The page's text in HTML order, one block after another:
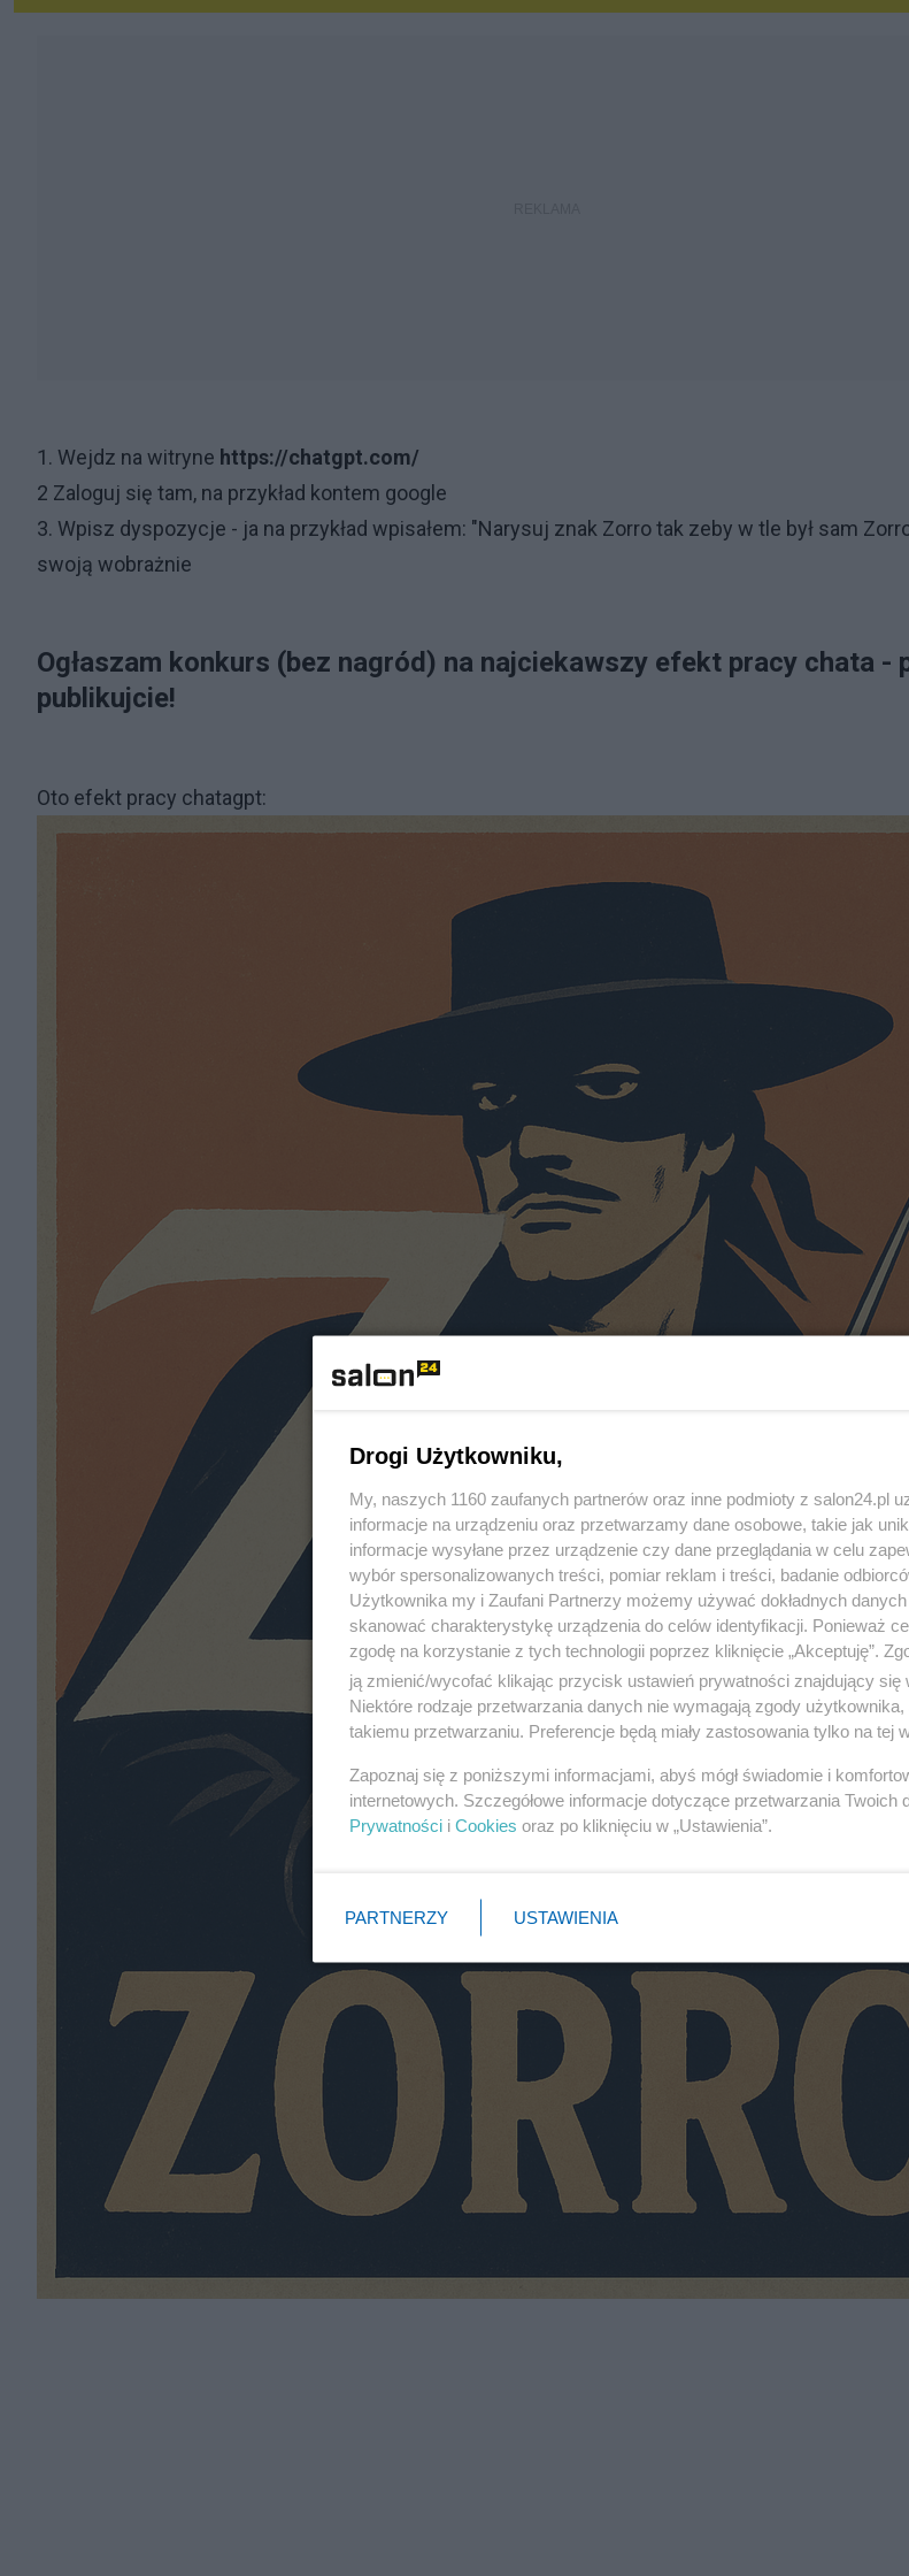
1. Wejdz na witryne https://chatgpt.com/
2 Zaloguj się tam, na przykład kontem google
3. Wpisz dyspozycje - ja na przykład wpisałem: "Narysuj znak Zorro tak zeby w tle był sam
swoją wobrażnie
Ogłaszam konkurs (bez nagród) na najciekawszy efekt pracy chata -
publikujcie!
Oto efekt pracy chatagpt:
Drogi Użytkowniku,
My, naszych 1160 zaufanych partnerów oraz inne podmioty z salon24.pl
informacje na urządzeniu oraz przetwarzamy dane osobowe, takie jak
informacje wysyłane przez urządzenie czy dane przeglądania w celu
wybór spersonalizowanych treści, pomiar reklam i treści, badanie
Użytkownika my i Zaufani Partnerzy możemy używać dokładnych
skanować charakterystykę urządzenia do celów identyfikacji. Ponieważ
zgodę na korzystanie z tych technologii poprzez kliknięcie „Akceptuję”.
ją zmienić/wycofać klikając przycisk ustawień prywatności znajdujący
Niektóre rodzaje przetwarzania danych nie wymagają zgody
takiemu przetwarzaniu. Preferencje będą miały zastosowania tylko na tej
Zapoznaj się z poniższymi informacjami, abyś mógł świadomie i
internetowych. Szczegółowe informacje dotyczące przetwarzania Twoich
Prywatności i Cookies oraz po kliknięciu w „Ustawienia”.
PARTNERZY USTAWIENIA